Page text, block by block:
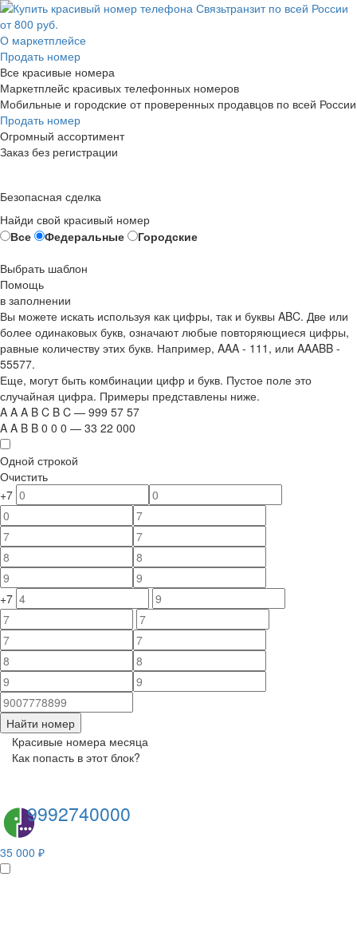
О маркетплейсе
Продать номер
Все красивые номера
Маркетплейс красивых телефонных номеров
Мобильные и городские от проверенных продавцов по всей России
Продать номер
Огромный ассортимент
Заказ без регистрации
Безопасная сделка
Найди свой красивый номер
Все
Федеральные
Городские
Выбрать шаблон
Помощь
в заполнении
Вы можете искать используя как цифры, так и буквы ABC. Две или
более одинаковых букв, означают любые повторяющиеся цифры,
равные количеству этих букв. Например, AAA - 111 , или AAABB -
55577.
Еще, могут быть комбинации цифр и букв. Пустое поле это
случайная цифра. Примеры представлены ниже.
A A A B C B C — 999 57 57
A A B B 0 0 0 — 33 22 000
Одной строкой
Очистить
+7
+7
Найти номер
Красивые номера месяца
Как попасть в этот блок?
9992740000
35 000 ₽